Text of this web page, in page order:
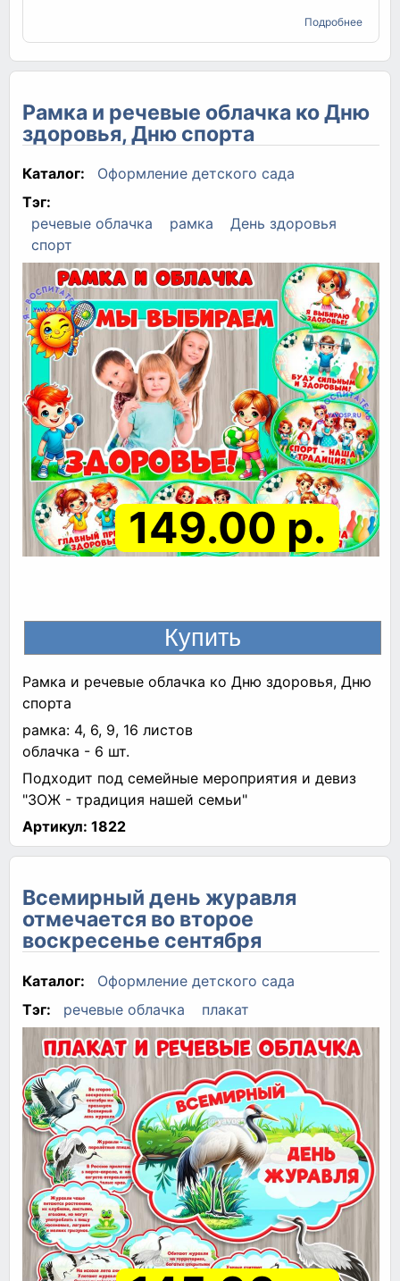
Подробнее
Рамка и речевые облачка ко Дню
здоровья, Дню спорта
Каталог:
Оформление детского сада
Тэг:
речевые облачка
рамка
День здоровья
спорт
149.00 р.
Рамка и речевые облачка ко Дню здоровья, Дню
спорта
рамка: 4, 6, 9, 16 листов
облачка - 6 шт.
Подходит под семейные мероприятия и девиз
"ЗОЖ - традиция нашей семьи"
Артикул: 1822
Всемирный день журавля
отмечается во второе
воскресенье сентября
Каталог:
Оформление детского сада
Тэг:
речевые облачка плакат